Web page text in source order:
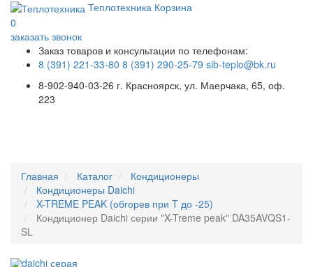
Теплотехника Корзина
0
заказать звонок
Заказ товаров и консультации по телефонам:
8 (391) 221-33-80 8 (391) 290-25-79 sib-teplo@bk.ru
8-902-940-03-26 г. Красноярск, ул. Маерчака, 65, оф.
223
Главная Каталог
Кондиционеры
Кондиционеры Daichi
X-TREME PEAK (обгорев при T до -25)
Кондиционер Daichi серии "X-Treme peak" DA35AVQS1-
SL